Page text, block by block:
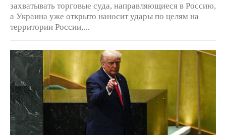
захватывать торговые суда, направляющиеся в Россию,
а Украина уже открыто наносит удары по целям на
территории России,...